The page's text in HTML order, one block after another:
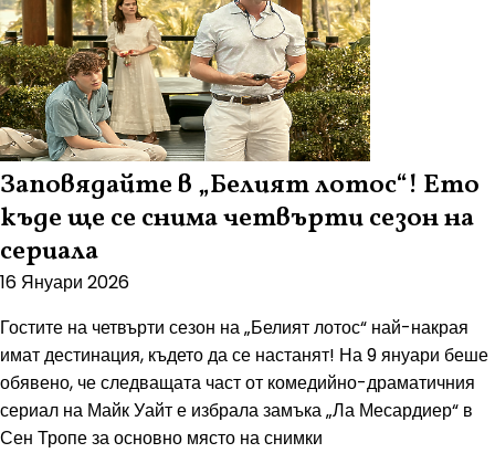
Заповядайте в „Белият лотос“! Ето
къде ще се снима четвърти сезон на
сериала
16 Януари 2026
Гостите на четвърти сезон на „Белият лотос“ най-накрая
имат дестинация, където да се настанят! На 9 януари беше
обявено, че следващата част от комедийно-драматичния
сериал на Майк Уайт е избрала замъка „Ла Месардиер“ в
Сен Тропе за основно място на снимки